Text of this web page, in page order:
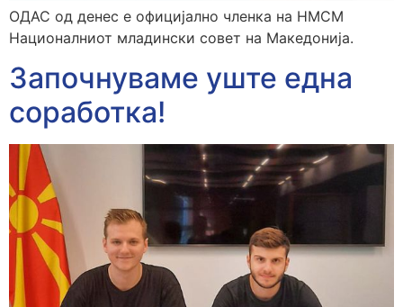
ОДАС од денес е официјално членка на НМСМ
Националниот младински совет на Македонија.
Започнуваме уште една
соработка!